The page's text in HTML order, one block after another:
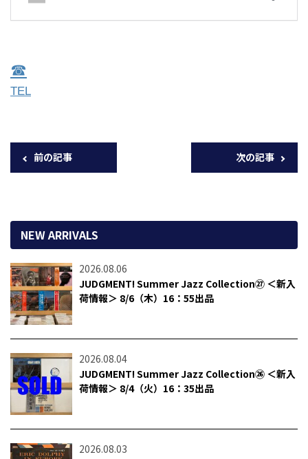
☎︎
TEL
前の記事 次の記事
NEW ARRIVALS
2026.08.06
JUDGMENT! Summer Jazz Collection㉗ ＜新入
荷情報＞ 8/6（木）16：55出品
2026.08.04
JUDGMENT! Summer Jazz Collection㉖ ＜新入
荷情報＞ 8/4（火）16：35出品
2026.08.03